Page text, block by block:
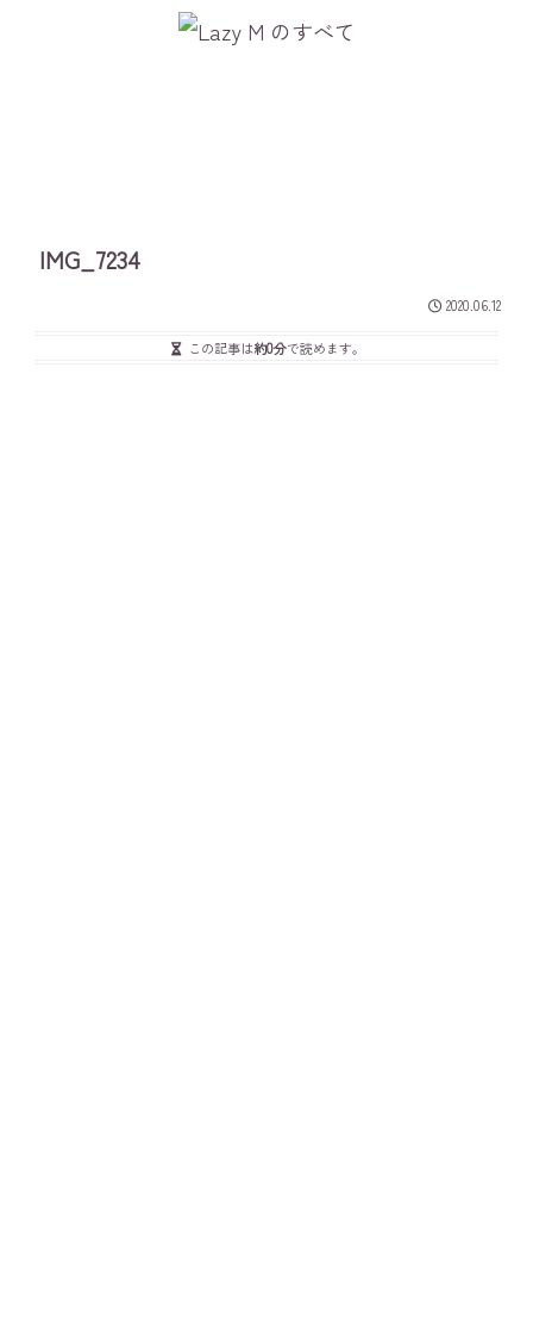
IMG_7234
2020.06.12
この記事は約0分で読めます。